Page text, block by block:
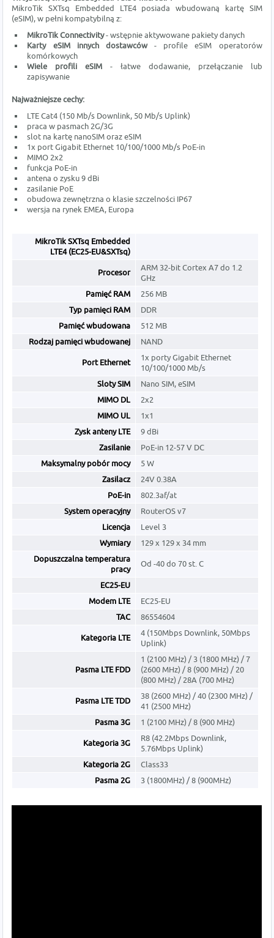
MikroTik SXTsq Embedded LTE4 posiada wbudowaną kartę SIM
(eSIM), w pełni kompatybilną z:
MikroTik Connectivity- wstępnie aktywowane pakiety danych
Karty eSIM innych dostawców- profile eSIM operatorów
komórkowych
Wiele profili eSIM - łatwe dodawanie, przełączanie lub
zapisywanie
Najważniejsze cechy:
LTE Cat4 (150 Mb/s Downlink, 50 Mb/s Uplink)
praca w pasmach 2G/3G
slot na kartę nanoSIM oraz eSIM
1x port Gigabit Ethernet 10/100/1000 Mb/s PoE-in
MIMO 2x2
funkcja PoE-in
antena o zysku 9 dBi
zasilanie PoE
obudowa zewnętrzna o klasie szczelności IP67
wersja na rynek EMEA, Europa
MikroTik SXTsq Embedded
LTE4 (EC25-EU&SXTsq)
Procesor
ARM 32-bit Cortex A7 do 1.2
GHz
Pamięć RAM
256 MB
Typ pamięci RAM
DDR
Pamięć wbudowana
512 MB
Rodzaj pamięci wbudowanej
NAND
Port Ethernet
1x porty Gigabit Ethernet
10/100/1000 Mb/s
Sloty SIM
Nano SIM, eSIM
MIMO DL
2x2
MIMO UL
1x1
Zysk anteny LTE
9 dBi
Zasilanie
PoE-in 12-57 V DC
Maksymalny pobór mocy
5 W
Zasilacz
24V 0.38A
PoE-in
802.3af/at
System operacyjny
RouterOS v7
Licencja
Level 3
Wymiary
129 x 129 x 34 mm
Dopuszczalna temperatura
pracy
Od -40 do 70 st. C
EC25-EU
Modem LTE
EC25-EU
TAC
86554604
Kategoria LTE
4 (150Mbps Downlink, 50Mbps
Uplink)
Pasma LTE FDD
1 (2100 MHz) / 3 (1800 MHz) / 7
(2600 MHz) / 8 (900 MHz) / 20
(800 MHz) / 28A (700 MHz)
Pasma LTE TDD
38 (2600 MHz) / 40 (2300 MHz) /
41 (2500 MHz)
Pasma 3G
1 (2100 MHz) / 8 (900 MHz)
Kategoria 3G
R8 (42.2Mbps Downlink,
5.76Mbps Uplink)
Kategoria 2G
Class33
Pasma 2G
3 (1800MHz) / 8 (900MHz)